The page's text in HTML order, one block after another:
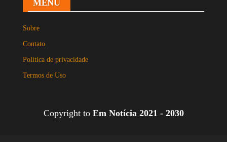
MENU
Sobre
Contato
Política de privacidade
Termos de Uso
Copyright to Em Notícia 2021 - 2030